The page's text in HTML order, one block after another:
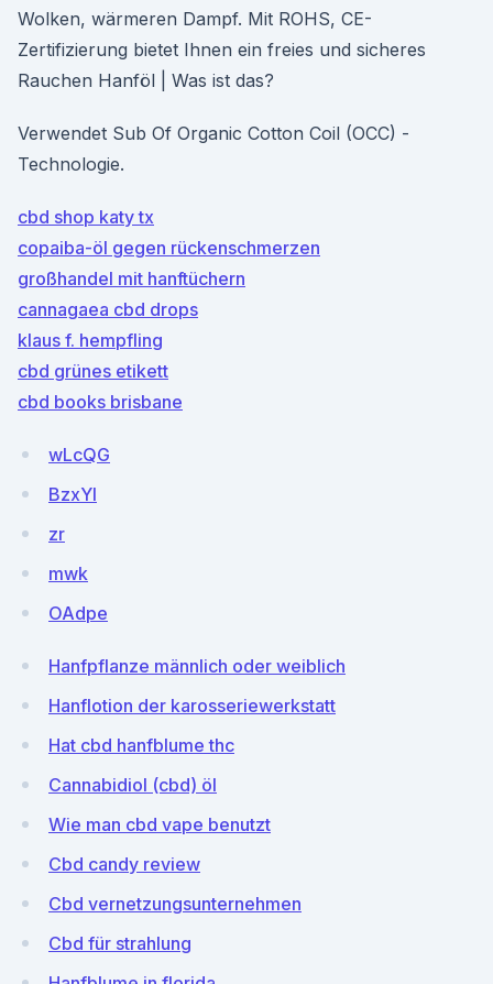
Wolken, wärmeren Dampf. Mit ROHS, CE-
Zertifizierung bietet Ihnen ein freies und sicheres
Rauchen Hanföl | Was ist das?
Verwendet Sub Of Organic Cotton Coil (OCC) -
Technologie.
cbd shop katy tx
copaiba-öl gegen rückenschmerzen
großhandel mit hanftüchern
cannagaea cbd drops
klaus f. hempfling
cbd grünes etikett
cbd books brisbane
wLcQG
BzxYI
zr
mwk
OAdpe
Hanfpflanze männlich oder weiblich
Hanflotion der karosseriewerkstatt
Hat cbd hanfblume thc
Cannabidiol (cbd) öl
Wie man cbd vape benutzt
Cbd candy review
Cbd vernetzungsunternehmen
Cbd für strahlung